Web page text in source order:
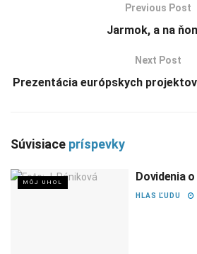
Previous Post
Jarmok, a na
Next Post
Prezentácia európskych
Súvisiace príspevky
MÔJ UHOL Dovidenia
HLAS ĽUDU